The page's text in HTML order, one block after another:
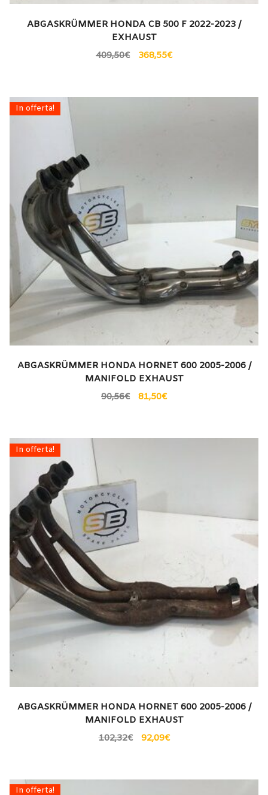
ABGASKRÜMMER HONDA CB 500 F 2022-2023 /
EXHAUST
409,50€ 368,55€
In offerta!
ABGASKRÜMMER HONDA HORNET 600 2005-2006 /
MANIFOLD EXHAUST
90,56€ 81,50€
In offerta!
ABGASKRÜMMER HONDA HORNET 600 2005-2006 /
MANIFOLD EXHAUST
102,32€ 92,09€
In offerta!